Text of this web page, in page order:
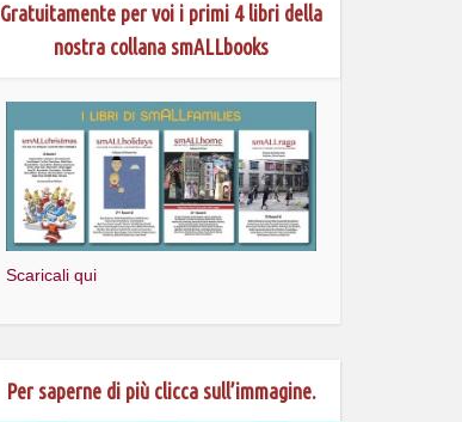
Gratuitamente per voi i primi 4 libri della
nostra collana smALLbooks
Scaricali qui
Per saperne di più clicca sull’immagine.